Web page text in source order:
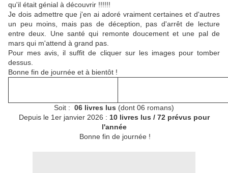
qu'il était génial à découvrir !!!!!!
Je dois admettre que j'en ai adoré vraiment certaines et d'autres
un peu moins, mais pas de déception, pas d'arrêt de lecture
entre deux. Une santé qui remonte doucement et une pal de
mars qui m'attend à grand pas.
Pour mes avis, il suffit de cliquer sur les images pour tomber
dessus.
Bonne fin de journée et à bientôt !
Soit : 06 livres lus (dont 06 romans)
Depuis le 1er janvier 2026 : 10 livres lus / 72 prévus pour
l'année
Bonne fin de journée !